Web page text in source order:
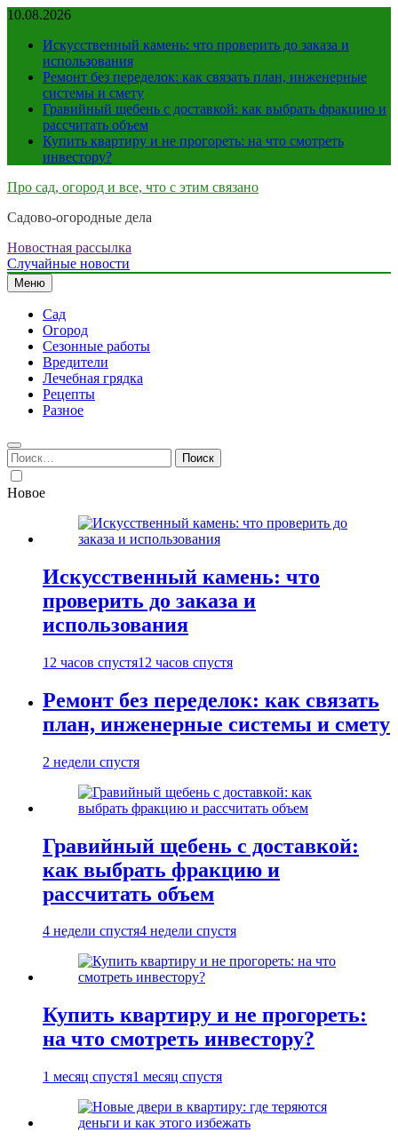
Перейти
содержимому
10.08.2026
Искусственный камень: что проверить до заказа и
использования
Ремонт без переделок: как связать план, инженерные
системы и смету
Гравийный щебень с доставкой: как выбрать фракцию и
рассчитать объем
Купить квартиру и не прогореть: на что смотреть
инвестору?
Про сад, огород и все, что с этим связано
Садово-огородные дела
Новостная рассылка
Случайные новости
Меню
Сад
Огород
Сезонные работы
Вредители
Лечебная грядка
Рецепты
Разное
Найти:
Новое
Искусственный камень: что
проверить до заказа и
использования
12 часов спустя12 часов спустя
Ремонт без переделок: как связать
план, инженерные системы и смету
2 недели спустя
Гравийный щебень с доставкой:
как выбрать фракцию и
рассчитать объем
4 недели спустя4 недели спустя
Купить квартиру и не прогореть:
на что смотреть инвестору?
1 месяц спустя1 месяц спустя